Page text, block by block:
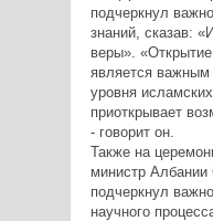
подчеркнул
знаний, сказав:
веры». «Открытие
является
уровня
приоткрывает
- говорит он.
Также на
министр
подчеркнул
научного